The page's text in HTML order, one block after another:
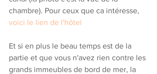
chambre). Pour ceux que ca intéresse,
voici le lien de l'hôtel
Et si en plus le beau temps est de la
partie et que vous n'avez rien contre les
grands immeubles de bord de mer, la